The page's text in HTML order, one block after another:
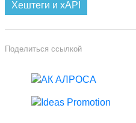
Хештеги и xAPI
Поделиться ссылкой